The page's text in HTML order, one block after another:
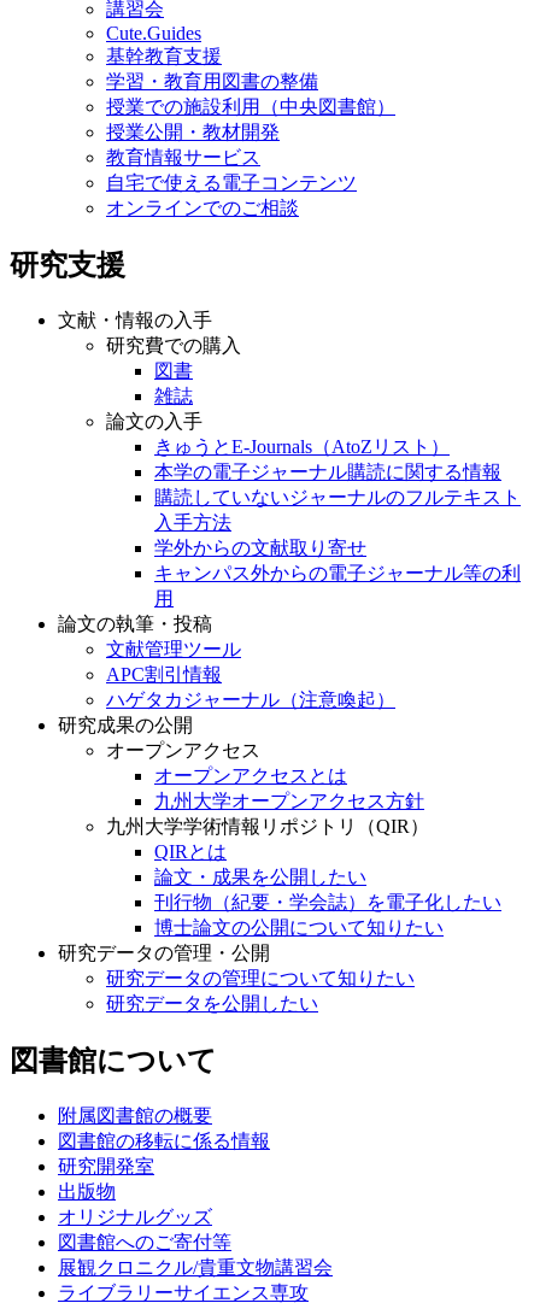
講習会
Cute.Guides
基幹教育支援
学習・教育用図書の整備
授業での施設利用（中央図書館）
授業公開・教材開発
教育情報サービス
自宅で使える電子コンテンツ
オンラインでのご相談
研究支援
文献・情報の入手
研究費での購入
図書
雑誌
論文の入手
きゅうとE-Journals（AtoZリスト）
本学の電子ジャーナル購読に関する情報
購読していないジャーナルのフルテキスト
入手方法
学外からの文献取り寄せ
キャンパス外からの電子ジャーナル等の利
用
論文の執筆・投稿
文献管理ツール
APC割引情報
ハゲタカジャーナル（注意喚起）
研究成果の公開
オープンアクセス
オープンアクセスとは
九州大学オープンアクセス方針
九州大学学術情報リポジトリ（QIR）
QIRとは
論文・成果を公開したい
刊行物（紀要・学会誌）を電子化したい
博士論文の公開について知りたい
研究データの管理・公開
研究データの管理について知りたい
研究データを公開したい
図書館について
附属図書館の概要
図書館の移転に係る情報
研究開発室
出版物
オリジナルグッズ
図書館へのご寄付等
展観クロニクル/貴重文物講習会
ライブラリーサイエンス専攻